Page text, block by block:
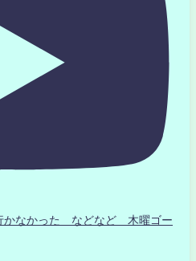
かなかった などなど 木曜ゴー